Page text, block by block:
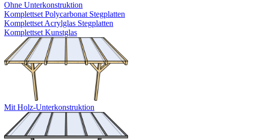
Ohne Unterkonstruktion
Komplettset Polycarbonat Stegplatten
Komplettset Acrylglas Stegplatten
Komplettset Kunstglas
Mit Holz-Unterkonstruktion